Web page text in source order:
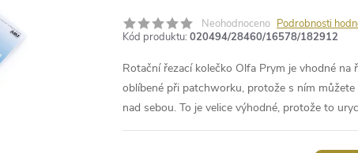
Neohodnoceno Podrobnosti
Kód produktu: 020494/28460/16578/182912
Rotační řezací kolečko Olfa Prym je vhodné na
oblíbené při patchworku, protože s ním
nad sebou. To je velice výhodné, protože to